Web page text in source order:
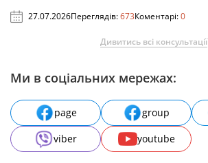
27.07.2026Переглядів:673Коментарі:0
Дивитись всі консультації
Ми в соціальних мережах:
page group
viber
youtube